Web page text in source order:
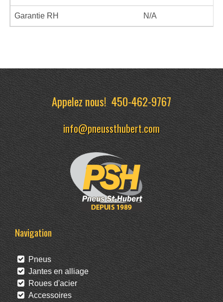
Garantie RH N/A
Appelez nous!450-462-9767
info@pneussthubert.com
Navigation
Pneus
Jantes en alliage
Roues d'acier
Accessoires